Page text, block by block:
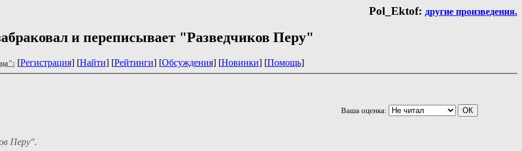
Pol_Ektof: другие произведения.
и переписывает "Разведчиков Перу"
[Регистрация] [Найти] [Рейтинги] [Обсуждения] [Новинки] [Помощь]
Ваша оценка:
Перу".